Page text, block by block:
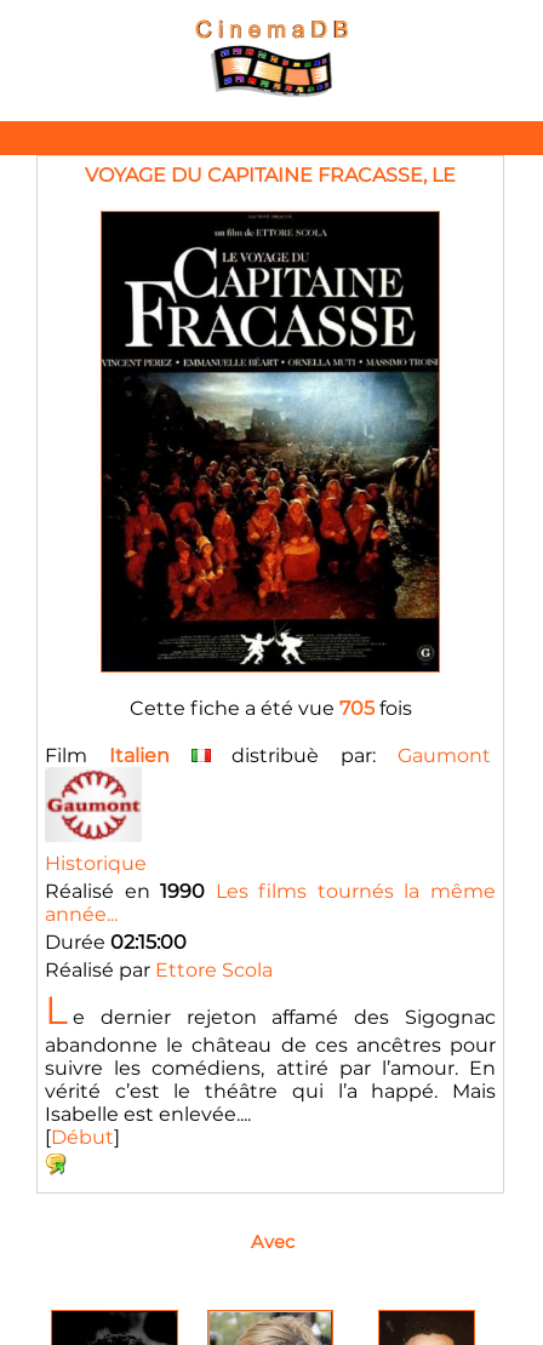
VOYAGE DU CAPITAINE FRACASSE, LE
Cette fiche a été vue 705fois
Film Italien distribuè par:Gaumont
Historique
Réalisé en1990 Les films tournés la même
année...
Durée 02:15:00
Réalisé par Ettore Scola
L e dernier rejeton affamé des Sigognac
abandonne le château de ces ancêtres pour
suivre les comédiens, attiré par l’amour. En
vérité c’est le théâtre qui l’a happé. Mais
Isabelle est enlevée....
[Début]
Avec